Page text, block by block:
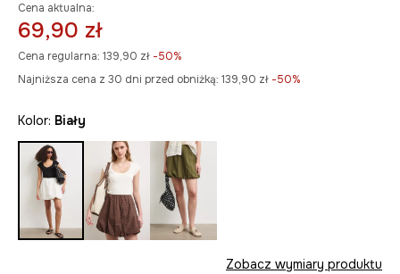
Cena aktualna:
69,90 zł
Cena regularna: 139,90 zł -50%
Najniższa cena z 30 dni przed obniżką: 139,90 zł -50%
Kolor: biały
Zobacz wymiary produktu